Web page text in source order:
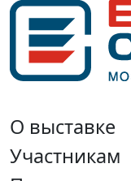
О выставке
Участникам